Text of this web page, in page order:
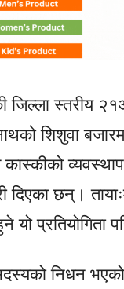
जिल्ला स्तरीय
शिशुवा
छन्।
प्रतियोगिता
निधन